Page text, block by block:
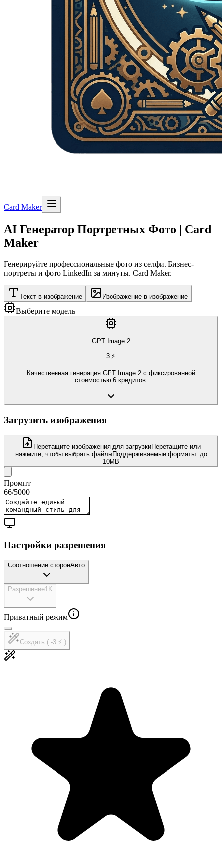
Card Maker
AI Генератор Портретных Фото | Card
Maker
Генерируйте профессиональные фото из селфи. Бизнес-
портреты и фото LinkedIn за минуты. Card Maker.
Текст в изображение Изображение в изображение
Выберите модель
GPT Image 2
3 ⚡
Качественная генерация GPT Image 2 с фиксированной
стоимостью 6 кредитов.
Загрузить изображения
Перетащите изображения для загрузкиПеретащите или
нажмите, чтобы выбрать файлыПоддерживаемые форматы: до
10MB
Промпт
66/5000
Настройки разрешения
Соотношение сторонАвто
Разрешение1K
Приватный режим
Создать ( -3 ⚡ )